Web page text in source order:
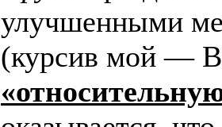
улучшенными
(курсив мой —